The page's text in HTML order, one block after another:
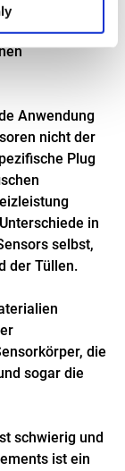
und auf lange
Anwendung
nicht der
Plug
in
selbst,
der Tüllen.
die
sogar die
schwierig und
ist ein